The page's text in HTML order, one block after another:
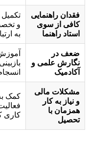
فقدان راهنمایی
کافی از سوی
استاد راهنما
تکمیل
و
به
ضعف در
نگارش علمی و
آکادمیک
مشکلات مالی
و نیاز به کار
همزمان با
تحصیل
کمک
کاری